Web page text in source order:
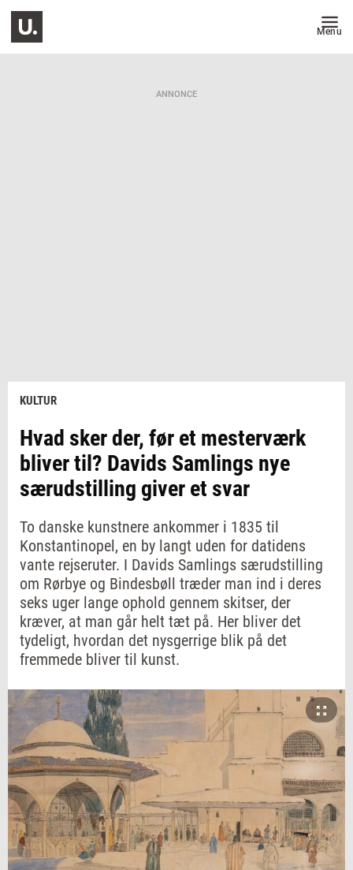
Menu
ANNONCE
KULTUR
Hvad sker der, før et mesterværk
bliver til? Davids Samlings nye
særudstilling giver et svar
To danske kunstnere ankommer i 1835 til
Konstantinopel, en by langt uden for datidens
vante rejseruter. I Davids Samlings særudstilling
om Rørbye og Bindesbøll træder man ind i deres
seks uger lange ophold gennem skitser, der
kræver, at man går helt tæt på. Her bliver det
tydeligt, hvordan det nysgerrige blik på det
fremmede bliver til kunst.